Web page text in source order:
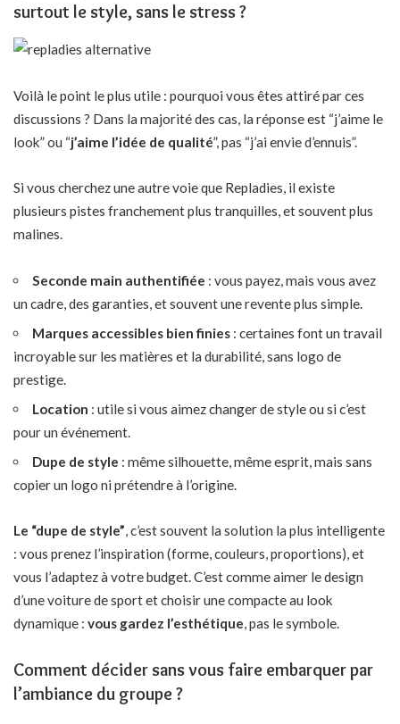
surtout le style, sans le stress ?
Voilà le point le plus utile : pourquoi vous êtes attiré par ces
discussions ? Dans la majorité des cas, la réponse est “j’aime le
look” ou “j’aime l’idée de qualité”, pas “j’ai envie d’ennuis”.
Si vous cherchez une autre voie que Repladies, il existe
plusieurs pistes franchement plus tranquilles, et souvent plus
malines.
Seconde main authentifiée : vous payez, mais vous avez
un cadre, des garanties, et souvent une revente plus simple.
Marques accessibles bien finies : certaines font un travail
incroyable sur les matières et la durabilité, sans logo de
prestige.
Location : utile si vous aimez changer de style ou si c’est
pour un événement.
Dupe de style : même silhouette, même esprit, mais sans
copier un logo ni prétendre à l’origine.
Le “dupe de style”, c’est souvent la solution la plus intelligente
: vous prenez l’inspiration (forme, couleurs, proportions), et
vous l’adaptez à votre budget. C’est comme aimer le design
d’une voiture de sport et choisir une compacte au look
dynamique : vous gardez l’esthétique, pas le symbole.
Comment décider sans vous faire embarquer par
l’ambiance du groupe ?